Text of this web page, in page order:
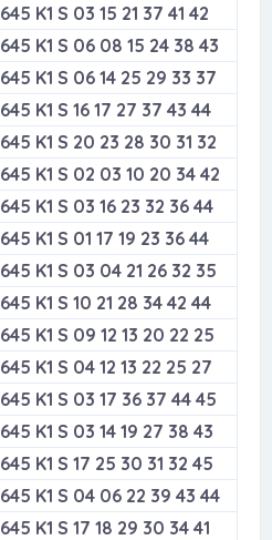
645 K1 S 03 15 21 37 41 42
645 K1 S 06 08 15 24 38 43
645 K1 S 06 14 25 29 33 37
645 K1 S 16 17 27 37 43 44
645 K1 S 20 23 28 30 31 32
645 K1 S 02 03 10 20 34 42
645 K1 S 03 16 23 32 36 44
645 K1 S 01 17 19 23 36 44
645 K1 S 03 04 21 26 32 35
645 K1 S 10 21 28 34 42 44
645 K1 S 09 12 13 20 22 25
645 K1 S 04 12 13 22 25 27
645 K1 S 03 17 36 37 44 45
645 K1 S 03 14 19 27 38 43
645 K1 S 17 25 30 31 32 45
645 K1 S 04 06 22 39 43 44
645 K1 S 17 18 29 30 34 41